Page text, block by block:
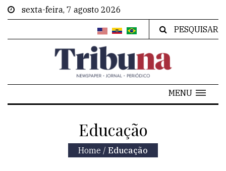
sexta-feira, 7 agosto 2026
PESQUISAR
MENU
Educação
Home / Educação